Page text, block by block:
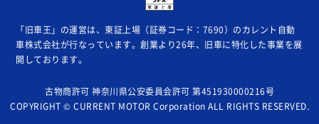
「旧車王」の運営は、東証上場（証券コード：7690）のカレント自動
車株式会社が行なっています。創業より26年、旧車に特化した事業を展
開しております。
古物商許可 神奈川県公安委員会許可 第451930000216号
COPYRIGHT © CURRENT MOTOR Corporation ALL RIGHTS RESERVED.